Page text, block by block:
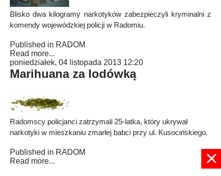
Blisko dwa kilogramy narkotyków zabezpieczyli kryminalni z
komendy wojewódzkiej policji w Radomiu.
Published in RADOM
Read more...
poniedziałek, 04 listopada 2013 12:20
Marihuana za lodówką
Radomscy policjanci zatrzymali 25-latka, który ukrywał
narkotyki w mieszkaniu zmarłej babci przy ul. Kusocińskiego.
Published in RADOM
Read more...